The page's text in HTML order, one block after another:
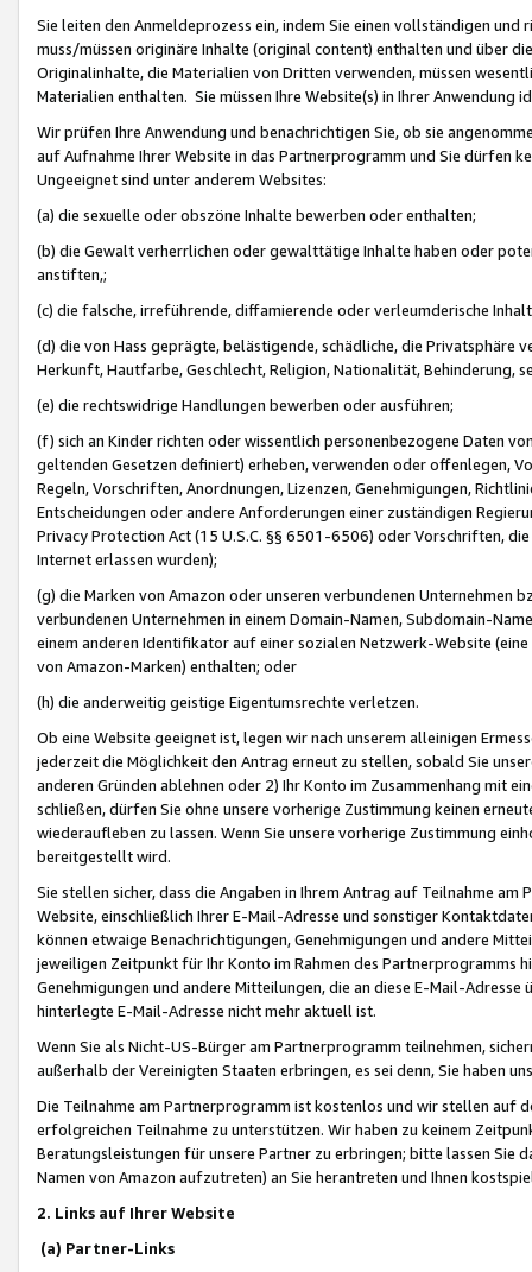
Sie leiten den Anmeldeprozess ein, indem Sie einen vollständigen
muss/müssen originäre Inhalte (original content) enthalten und über
Originalinhalte, die Materialien von Dritten verwenden, müssen
Materialien enthalten. Sie müssen Ihre Website(s) in Ihrer Anwendung
Wir prüfen Ihre Anwendung und benachrichtigen Sie, ob sie
auf Aufnahme Ihrer Website in das Partnerprogramm und Sie dürfen
Ungeeignet sind unter anderem Websites:
(a) die sexuelle oder obszöne Inhalte bewerben oder enthalten;
(b) die Gewalt verherrlichen oder gewalttätige Inhalte haben oder
anstiften,;
(c) die falsche, irreführende, diffamierende oder verleumderische
(d) die von Hass geprägte, belästigende, schädliche, die Privatsphäre
Herkunft, Hautfarbe, Geschlecht, Religion, Nationalität, Behinderung,
(e) die rechtswidrige Handlungen bewerben oder ausführen;
(f) sich an Kinder richten oder wissentlich personenbezogene Daten
geltenden Gesetzen definiert) erheben, verwenden oder offenlegen,
Regeln, Vorschriften, Anordnungen, Lizenzen, Genehmigungen,
Entscheidungen oder andere Anforderungen einer zuständigen
Privacy Protection Act (15 U.S.C. §§ 6501-6506) oder Vorschriften,
Internet erlassen wurden);
(g) die Marken von Amazon oder unseren verbundenen Unternehmen
verbundenen Unternehmen in einem Domain-Namen, Subdomain-
einem anderen Identifikator auf einer sozialen Netzwerk-Website
von Amazon-Marken) enthalten; oder
(h) die anderweitig geistige Eigentumsrechte verletzen.
Ob eine Website geeignet ist, legen wir nach unserem alleinigen
jederzeit die Möglichkeit den Antrag erneut zu stellen, sobald Sie
anderen Gründen ablehnen oder 2) Ihr Konto im Zusammenhang mit
schließen, dürfen Sie ohne unsere vorherige Zustimmung keinen
wiederaufleben zu lassen. Wenn Sie unsere vorherige Zustimmung
bereitgestellt wird.
Sie stellen sicher, dass die Angaben in Ihrem Antrag auf Teilnahme
Website, einschließlich Ihrer E-Mail-Adresse und sonstiger
können etwaige Benachrichtigungen, Genehmigungen und andere
jeweiligen Zeitpunkt für Ihr Konto im Rahmen des Partnerprogramms
Genehmigungen und andere Mitteilungen, die an diese E-Mail-
hinterlegte E-Mail-Adresse nicht mehr aktuell ist.
Wenn Sie als Nicht-US-Bürger am Partnerprogramm teilnehmen,
außerhalb der Vereinigten Staaten erbringen, es sei denn, Sie haben
Die Teilnahme am Partnerprogramm ist kostenlos und wir stellen auf
erfolgreichen Teilnahme zu unterstützen. Wir haben zu keinem
Beratungsleistungen für unsere Partner zu erbringen; bitte lassen Sie
Namen von Amazon aufzutreten) an Sie herantreten und Ihnen
2. Links auf Ihrer Website
(a) Partner-Links